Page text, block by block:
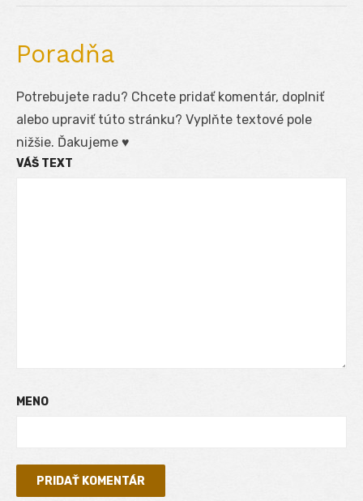
Poradňa
Potrebujete radu? Chcete pridať komentár, doplniť
alebo upraviť túto stránku? Vyplňte textové pole
nižšie. Ďakujeme ♥
VÁŠ TEXT
MENO